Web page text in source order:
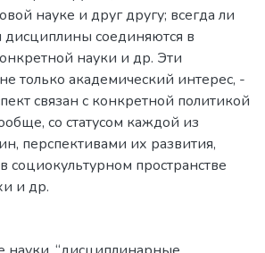
науке и друг другу; всегда ли
дисциплины соединяются в
науки и др. Эти
только академический интерес, -
связан с конкретной политикой
со статусом каждой из
перспективами их развития,
социокультурном пространстве
и др.